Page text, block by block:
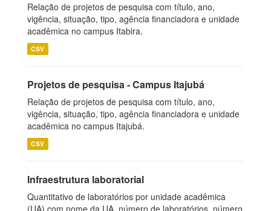
Relação de projetos de pesquisa com título, ano,
vigência, situação, tipo, agência financiadora e unidade
acadêmica no campus Itabira.
CSV
Projetos de pesquisa - Campus Itajubá
Relação de projetos de pesquisa com título, ano,
vigência, situação, tipo, agência financiadora e unidade
acadêmica no campus Itajubá.
CSV
Infraestrutura laboratorial
Quantitativo de laboratórios por unidade acadêmica
(UA) com nome da UA, número de laboratórios, número